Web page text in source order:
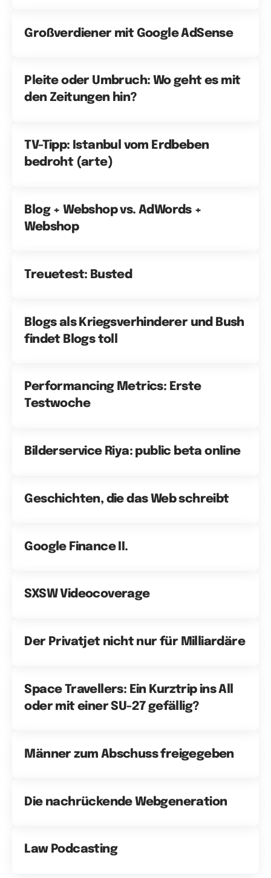
Großverdiener mit Google AdSense
Pleite oder Umbruch: Wo geht es mit
den Zeitungen hin?
TV-Tipp: Istanbul vom Erdbeben
bedroht (arte)
Blog + Webshop vs. AdWords +
Webshop
Treuetest: Busted
Blogs als Kriegsverhinderer und Bush
findet Blogs toll
Performancing Metrics: Erste
Testwoche
Bilderservice Riya: public beta online
Geschichten, die das Web schreibt
Google Finance II.
SXSW Videocoverage
Der Privatjet nicht nur für Milliardäre
Space Travellers: Ein Kurztrip ins All
oder mit einer SU-27 gefällig?
Männer zum Abschuss freigegeben
Die nachrückende Webgeneration
Law Podcasting